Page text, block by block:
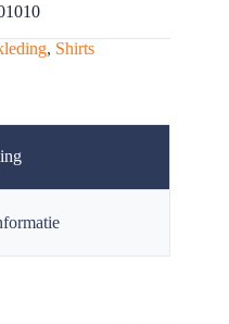
, Shirts